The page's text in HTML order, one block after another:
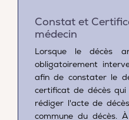
Constat et
médecin
Lorsque le décès
obligatoirement
afin de constater le
certificat de décès
rédiger l'acte de
commune du décès.